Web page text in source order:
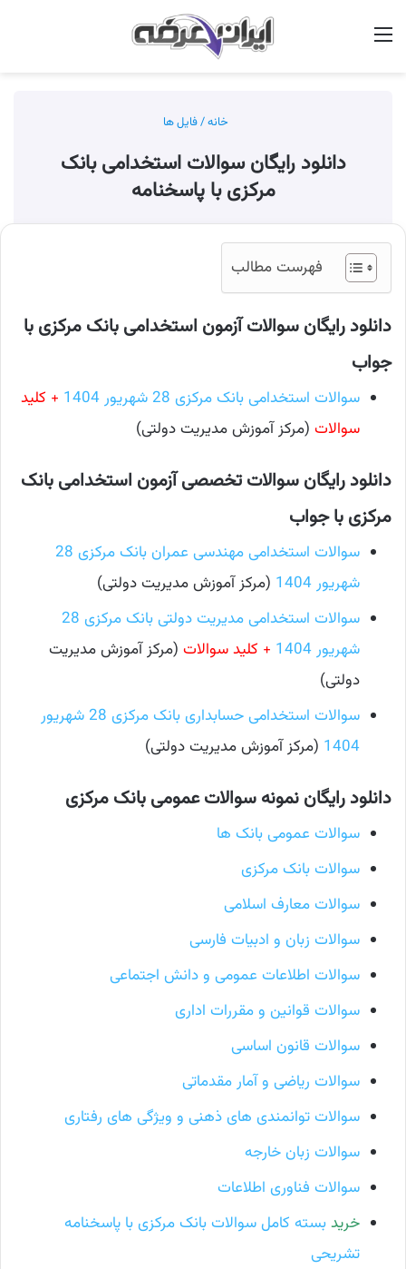
خانه/فایل ها
دانلود رایگان سوالات استخدامی بانک
مرکزی با پاسخنامه
فهرست مطالب
دانلود رایگان سوالات آزمون استخدامی بانک مرکزی با
جواب
سوالات استخدامی بانک مرکزی 28 شهریور 1404
+ کلید
سوالات (مرکز آموزش مدیریت دولتی)
دانلود رایگان سوالات تخصصی آزمون استخدامی بانک
مرکزی با جواب
سوالات استخدامی مهندسی عمران بانک مرکزی 28
شهریور 1404
(مرکز آموزش مدیریت دولتی)
سوالات استخدامی مدیریت دولتی بانک مرکزی 28
شهریور 1404
+ کلید سوالات (مرکز آموزش مدیریت
دولتی)
سوالات استخدامی حسابداری بانک مرکزی 28 شهریور
1404 (مرکز آموزش مدیریت دولتی)
دانلود رایگان نمونه سوالات عمومی بانک مرکزی
سوالات عمومی بانک ها
سوالات بانک مرکزی
سوالات معارف اسلامی
سوالات زبان و ادبیات فارسی
سوالات اطلاعات عمومی و دانش اجتماعی
سوالات قوانین و مقررات اداری
سوالات قانون اساسی
سوالات ریاضی و آمار مقدماتی
سوالات توانمندی های ذهنی و ویژگی های رفتاری
سوالات زبان خارجه
سوالات فناوری اطلاعات
خریدبسته کامل سوالات بانک مرکزی با پاسخنامه
تشریحی